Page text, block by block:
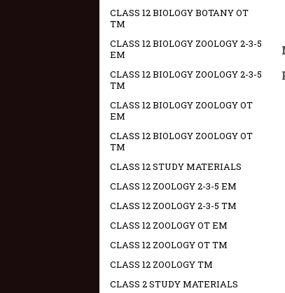
CLASS 12 BIOLOGY BOTANY OT
TM
CLASS 12 BIOLOGY ZOOLOGY 2-3-5
EM
CLASS 12 BIOLOGY ZOOLOGY 2-3-5
TM
CLASS 12 BIOLOGY ZOOLOGY OT
EM
CLASS 12 BIOLOGY ZOOLOGY OT
TM
CLASS 12 STUDY MATERIALS
CLASS 12 ZOOLOGY 2-3-5 EM
CLASS 12 ZOOLOGY 2-3-5 TM
CLASS 12 ZOOLOGY OT EM
CLASS 12 ZOOLOGY OT TM
CLASS 12 ZOOLOGY TM
CLASS 2 STUDY MATERIALS